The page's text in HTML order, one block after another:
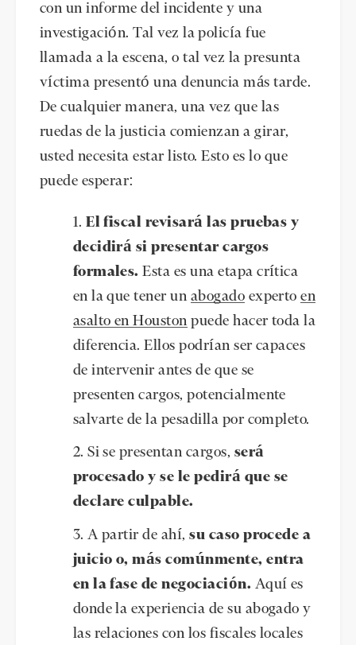
con un informe del incidente y una
investigación. Tal vez la policía fue
llamada a la escena, o tal vez la presunta
víctima presentó una denuncia más tarde.
De cualquier manera, una vez que las
ruedas de la justicia comienzan a girar,
usted necesita estar listo. Esto es lo que
puede esperar:
El fiscal revisará las pruebas y
decidirá si presentar cargos
formales. Esta es una etapa crítica
en la que tener un abogado expertoen
asalto en Houston puede hacer toda la
diferencia. Ellos podrían ser capaces
de intervenir antes de que se
presenten cargos, potencialmente
salvarte de la pesadilla por completo.
Si se presentan cargos, será
procesado y se le pedirá que se
declare culpable.
A partir de ahí,su caso procede a
juicio o, más comúnmente, entra
en la fase de negociación. Aquí es
donde la experiencia de su abogado y
las relaciones con los fiscales locales